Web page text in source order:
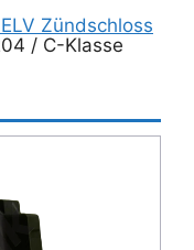
Zündschloss
/ C-Klasse